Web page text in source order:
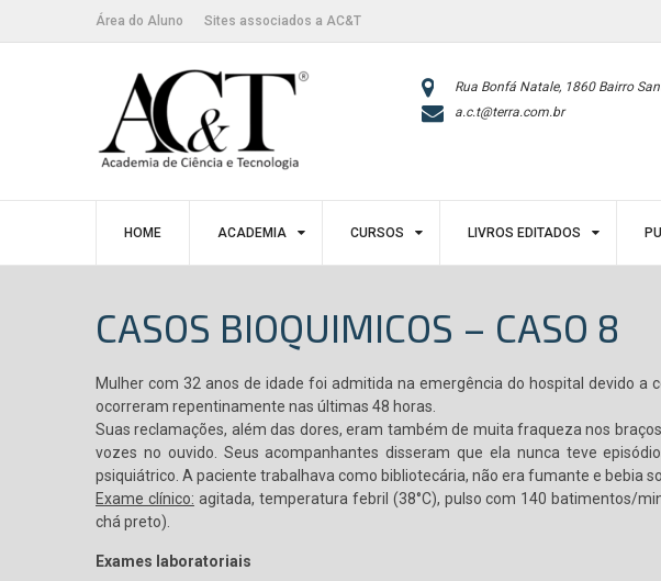
Área do Aluno Sites associados a AC&T
Rua Bonfá Natale, 1860 Bairro
a.c.t@terra.com.br
HOME ACADEMIA CURSOS LIVROS EDITADOS
CASOS BIOQUIMICOS – CASO 8
Mulher com 32 anos de idade foi admitida na emergência do hospital devido
ocorreram repentinamente nas últimas 48 horas.
Suas reclamações, além das dores, eram também de muita fraqueza nos
vozes no ouvido. Seus acompanhantes disseram que ela nunca teve
psiquiátrico. A paciente trabalhava como bibliotecária, não era fumante e bebia
Exame clínico: agitada, temperatura febril (38°C), pulso com 140 batimentos/
chá preto).
Exames laboratoriais